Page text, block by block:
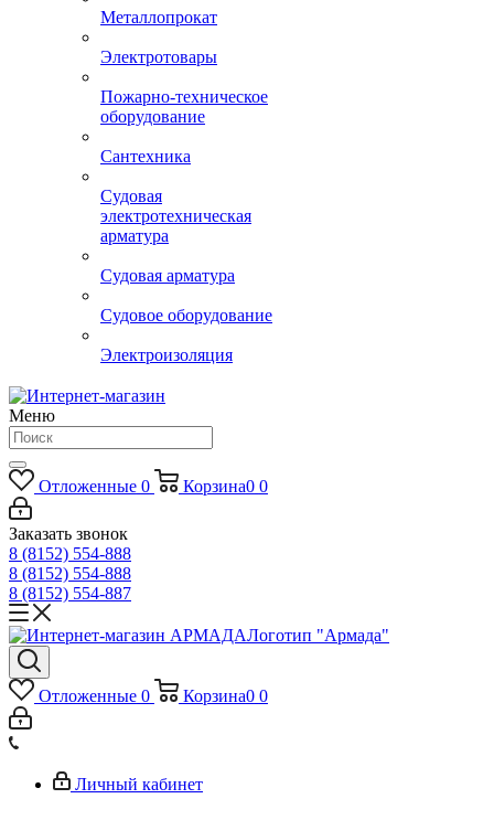
Металлопрокат
Электротовары
Пожарно-техническое
оборудование
Сантехника
Судовая
электротехническая
арматура
Судовая арматура
Судовое оборудование
Электроизоляция
Меню
Отложенные 0 Корзина0 0
Заказать звонок
8 (8152) 554-888
8 (8152) 554-888
8 (8152) 554-887
Логотип "Армада"
Отложенные 0 Корзина0 0
Личный кабинет